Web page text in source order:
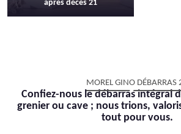
après décès 21
MOREL GINO DÉBARRAS
Confiez-nous le débarras intégral
grenier ou cave ; nous trions,
tout pour vous.